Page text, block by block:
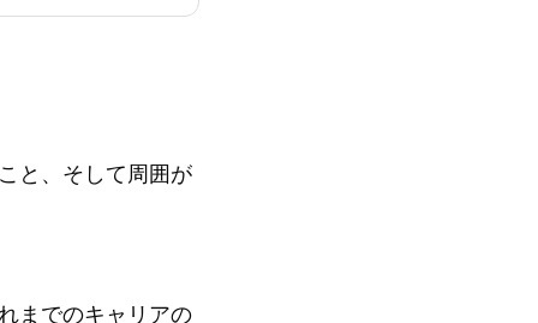
と、そして周囲が
までのキャリアの